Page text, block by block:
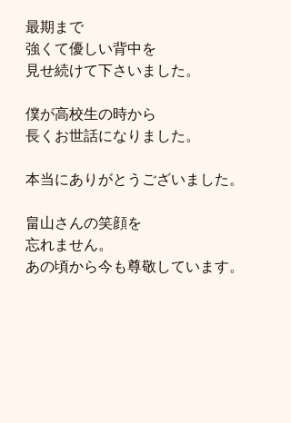
最期まで
強くて優しい背中を
見せ続けて下さいました。
僕が高校生の時から
長くお世話になりました。
本当にありがとうございました。
畠山さんの笑顔を
忘れません。
あの頃から今も尊敬しています。